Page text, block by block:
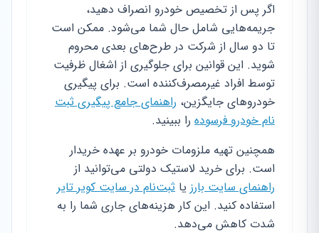
اگر پس از تخصیص خودرو انصراف دهید،
جریمه‌هایی شامل حال شما می‌شود. ممکن است
تا دو سال از شرکت در طرح‌های بعدی محروم
شوید. این قوانین برای جلوگیری از اشغال ظرفیت
توسط افراد غیرمصرف‌کننده است. برای پیگیری
خودروهای جایگزین، راهنمای جامع پیگیری ثبت
نام خودرو فرسوده را ببینید.
همچنین تهیه ملزومات خودرو بر عهده خریدار
است. برای خرید لاستیک دولتی می‌توانید از
راهنمای سایت بارز یا ثبت‌نام در سایت کویر تایر
استفاده کنید. این کار هزینه‌های جاری شما را به
شدت کاهش می‌دهد.